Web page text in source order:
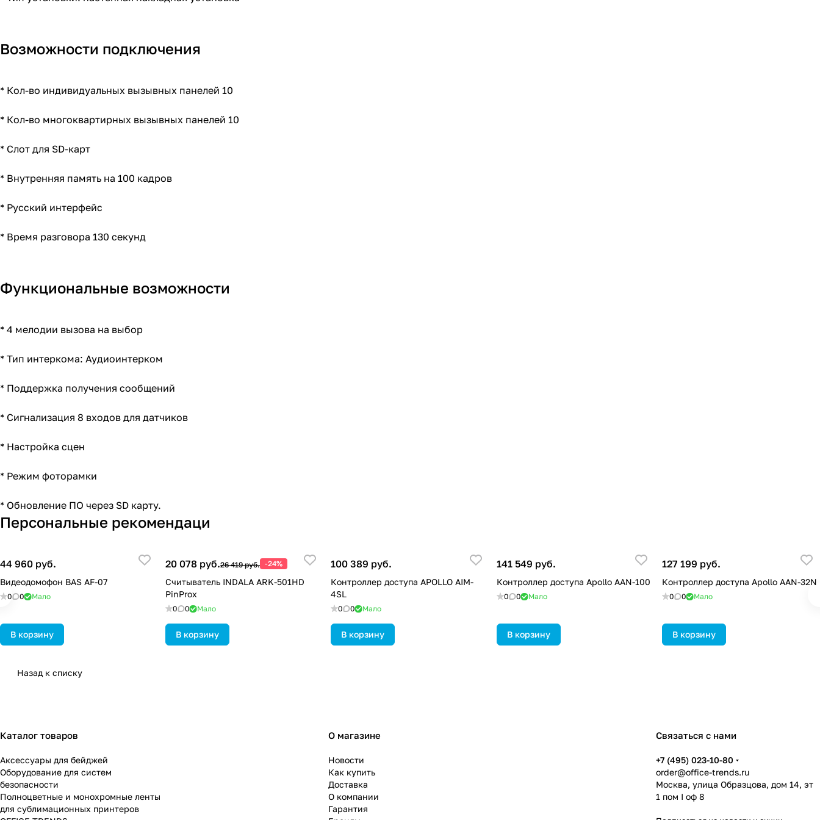
Возможности подключения
* Кол-во индивидуальных вызывных панелей 10
* Кол-во многоквартирных вызывных панелей 10
* Слот для SD-карт
* Внутренняя память на 100 кадров
* Русский интерфейс
* Время разговора 130 секунд
Функциональные возможности
* 4 мелодии вызова на выбор
* Тип интеркома: Аудиоинтерком
* Поддержка получения сообщений
* Сигнализация 8 входов для датчиков
* Настройка сцен
* Режим фоторамки
* Обновление ПО через SD карту.
Персональные рекомендаци
44 960 руб.
Видеодомофон BAS AF-07
0 0 Мало
В корзину
20 078 руб.26 419 руб. -24%
Считыватель INDALA ARK-501HD
PinProx
0 0 Мало
В корзину
100 389 руб.
Контроллер доступа APOLLO AIM-
4SL
0 0 Мало
В корзину
141 549 руб.
Контроллер доступа Apollo AAN-100
0 0 Мало
В корзину
127 199 руб.
Контроллер доступа Apollo AAN-32N
0 0 Мало
В корзину
Назад к списку
Каталог товаров
Аксессуары для бейджей
Оборудование для систем
безопасности
Полноцветные и монохромные ленты
для сублимационных принтеров
О магазине
Новости
Как купить
Доставка
О компании
Гарантия
Связаться с нами
+7 (495) 023-10-80
order@office-trends.ru
Москва, улица Образцова, дом 14, эт
1 пом I оф 8